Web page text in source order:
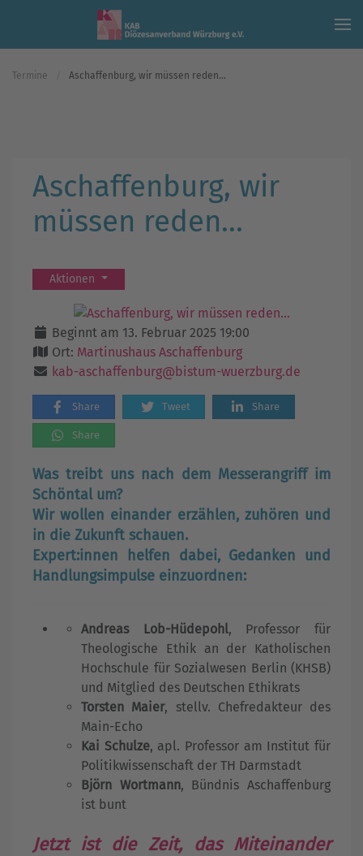
Skip to main content
Termine Aschaffenburg, wir müssen reden...
Aschaffenburg, wir
müssen reden...
Aktionen
Beginnt am 13. Februar 2025 19:00
Ort: Martinushaus Aschaffenburg
kab-aschaffenburg@bistum-wuerzburg.de
Share Tweet Share
Share
Was treibt uns nach dem Messerangriff im
Schöntal um?
Wir wollen einander erzählen, zuhören und
in die Zukunft schauen.
Expert:innen helfen dabei, Gedanken und
Handlungsimpulse einzuordnen:
Andreas Lob-Hüdepohl, Professor für
Theologische Ethik an der Katholischen
Hochschule für Sozialwesen Berlin (KHSB)
und Mitglied des Deutschen Ethikrats
Torsten Maier, stellv. Chefredakteur des
Main-Echo
Kai Schulze, apl. Professor am Institut für
Politikwissenschaft der TH Darmstadt
Björn Wortmann, Bündnis Aschaffenburg
ist bunt
Jetzt ist die Zeit, das Miteinander